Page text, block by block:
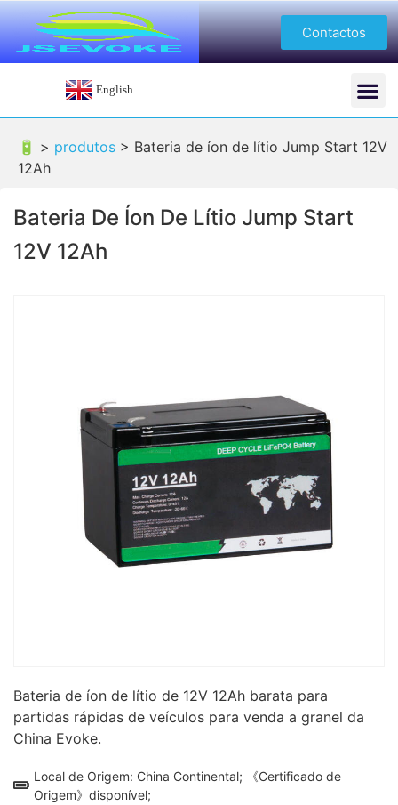
Contactos
English
🔋 > produtos > Bateria de íon de lítio Jump Start 12V
12Ah
Bateria De Íon De Lítio Jump Start
12V 12Ah
Bateria de íon de lítio de 12V 12Ah barata para
partidas rápidas de veículos para venda a granel da
China Evoke.
Local de Origem: China Continental; 《Certificado de
Origem》disponível;